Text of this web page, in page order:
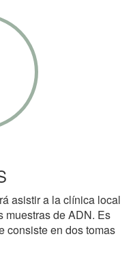
asistir a la clínica local
muestras de ADN. Es
consiste en dos tomas